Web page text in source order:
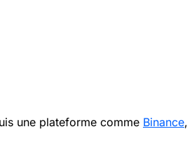
une plateforme comme Binance,